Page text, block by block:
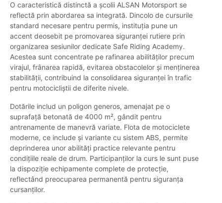
O caracteristică distinctă a școlii ALSAN Motorsport se
reflectă prin abordarea sa integrată. Dincolo de cursurile
standard necesare pentru permis, instituția pune un
accent deosebit pe promovarea siguranței rutiere prin
organizarea sesiunilor dedicate Safe Riding Academy.
Acestea sunt concentrate pe rafinarea abilităților precum
virajul, frânarea rapidă, evitarea obstacolelor și menținerea
stabilității, contribuind la consolidarea siguranței în trafic
pentru motocicliștii de diferite nivele.
Dotările includ un poligon generos, amenajat pe o
suprafață betonată de 4000 m², gândit pentru
antrenamente de manevră variate. Flota de motociclete
moderne, ce include și variante cu sistem ABS, permite
deprinderea unor abilități practice relevante pentru
condițiile reale de drum. Participanților la curs le sunt puse
la dispoziție echipamente complete de protecție,
reflectând preocuparea permanentă pentru siguranța
cursanților.